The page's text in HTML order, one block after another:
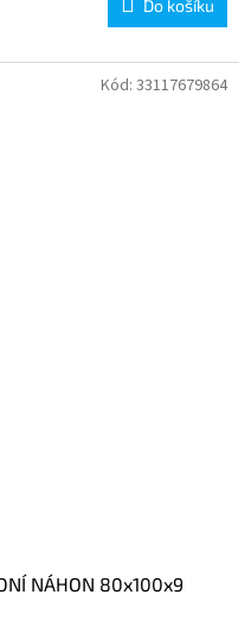
Do košíku
NÁHON 80x100x9
Kód: 33117679864